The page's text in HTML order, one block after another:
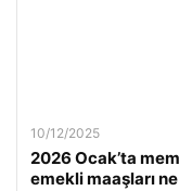
10/12/2025
2026 Ocak’ta
emekli maaşları